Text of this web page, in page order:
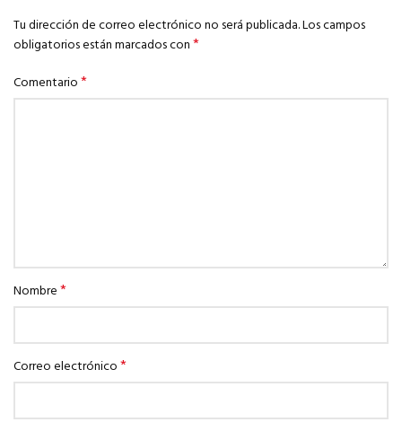
Tu dirección de correo electrónico no será publicada.Los campos
obligatorios están marcados con*
Comentario*
Nombre*
Correo electrónico*